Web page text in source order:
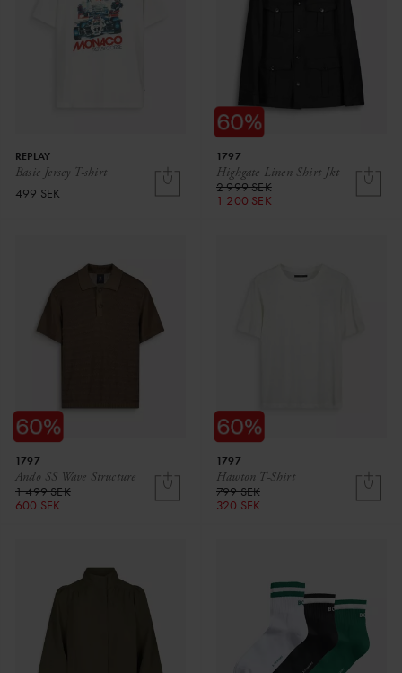
Basic Jersey T-shirt
REPLAY
499 SEK
Highgate Linen Shirt Jkt
1797
2 999 SEK
1 200 SEK
Ando SS Wave Structure
1797
1 499 SEK
600 SEK
Hawton T-Shirt
1797
799 SEK
320 SEK